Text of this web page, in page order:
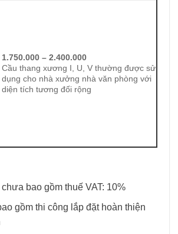
1.750.000 – 2.400.000
Cầu thang xương I, U, V thường được sử
dụng cho nhà xưởng nhà văn phòng với
diện tích tương đối rộng
bao gồm thuế VAT: 10%
gồm thi công lắp đặt hoàn thiện